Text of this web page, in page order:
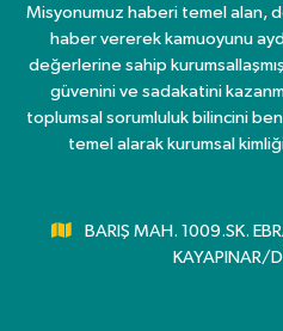
Misyonumuz haberi temel alan,
haber vererek kamuoyunu
değerlerine sahip
güvenini ve sadakatini
toplumsal sorumluluk bilincini
temel alarak kurumsal
BARIŞ MAH. 1009.SK.
KAYAPINAR/